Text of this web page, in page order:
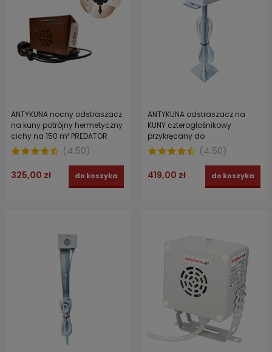
ANTYKUNA nocny odstraszacz
na kuny potrójny hermetyczny
cichy na 150 m² PREDATOR
(4.50)
325,00 zł do koszyka
ANTYKUNA odstraszacz na
KUNY czterogłośnikowy
przykręcany do
zabezpieczania parkingu
(4.50)
419,00 zł do koszyka